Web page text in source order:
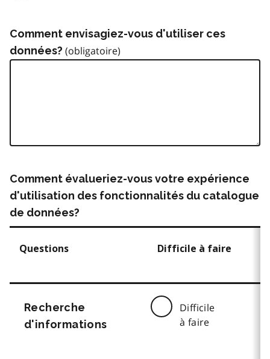
Comment envisagiez-vous d'utiliser ces
données?
Comment évalueriez-vous votre expérience
d'utilisation des fonctionnalités du catalogue
de données?
Questions Difficile à faire
Recherche
d'informations
Difficile
à faire